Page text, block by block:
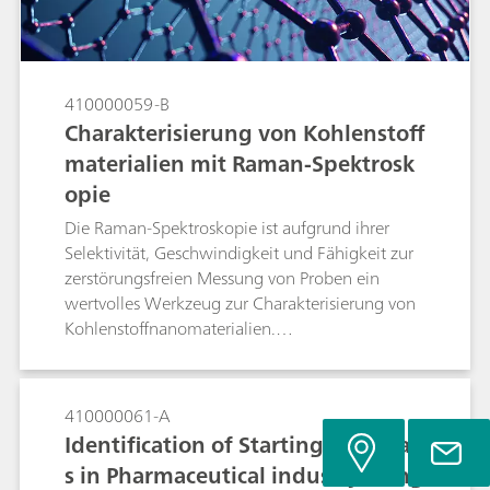
410000059-B
Charakterisierung von Kohlenstoff
materialien mit Raman-Spektrosk
opie
Die Raman-Spektroskopie ist aufgrund ihrer
Selektivität, Geschwindigkeit und Fähigkeit zur
zerstörungsfreien Messung von Proben ein
wertvolles Werkzeug zur Charakterisierung von
Kohlenstoffnanomaterialien.
einfache Raman-Spektren auf, enthalten jedoch
eine Fülle von Informationen über interne
mikrokristalline Strukturen in Bezug auf
Peakposition, Form und relative Intensität.
410000061-A
Identification of Starting Material
s in Pharmaceutical industry using